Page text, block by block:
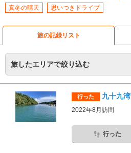
真冬の晴天
思いつきドライブ
旅の記録リスト
旅したエリアで絞り込む
行った 九十九湾
2022年8月訪問
行った